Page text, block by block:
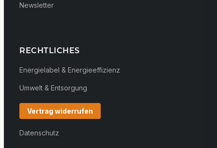
Newsletter
RECHTLICHES
Energielabel & Energieeffizienz
Umwelt & Entsorgung
Vertrag widerrufen
Datenschutz